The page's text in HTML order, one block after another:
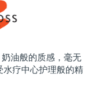
油般的质感，毫无
疗中心护理般的精